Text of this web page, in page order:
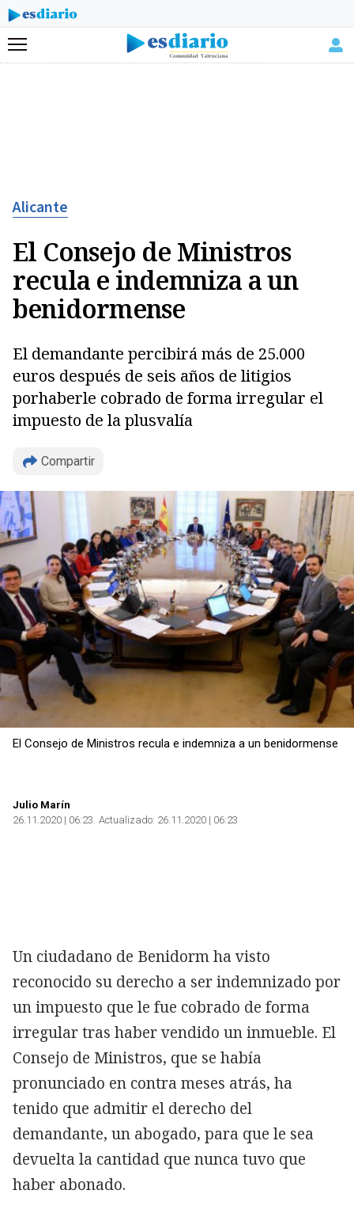
Menú
Alicante
El Consejo de Ministros
recula e indemniza a un
benidormense
El demandante percibirá más de 25.000
euros después de seis años de litigios
porhaberle cobrado de forma irregular el
impuesto de la plusvalía
Compartir
Copiar
El Consejo de Ministros recula e indemniza a un benidormense
Julio Marín
26.11.2020 | 06:23 Actualizado: 26.11.2020 | 06:23
Un ciudadano de Benidorm ha visto
reconocido su derecho a ser indemnizado por
un impuesto que le fue cobrado de forma
irregular tras haber vendido un inmueble. El
Consejo de Ministros, que se había
pronunciado en contra meses atrás, ha
tenido que admitir el derecho del
demandante, un abogado, para que le sea
devuelta la cantidad que nunca tuvo que
haber abonado.